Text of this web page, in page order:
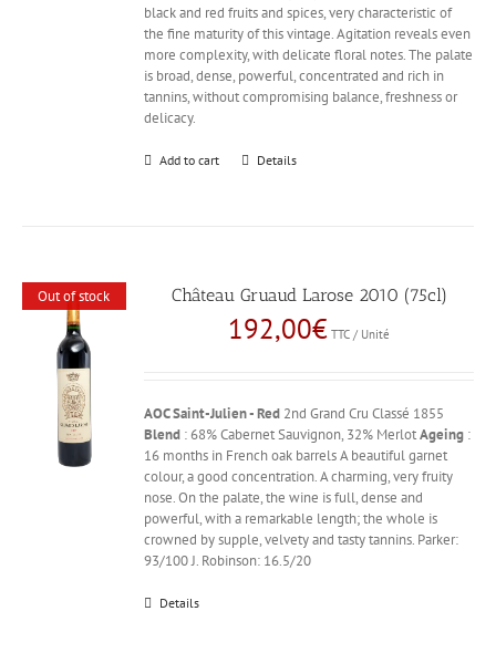
black and red fruits and spices, very characteristic of
the fine maturity of this vintage. Agitation reveals even
more complexity, with delicate floral notes. The palate
is broad, dense, powerful, concentrated and rich in
tannins, without compromising balance, freshness or
delicacy.
Add to cart Details
Out of stock Château Gruaud Larose 2010 (75cl)
192,00€ TTC / Unité
AOC Saint-Julien - Red 2nd Grand Cru Classé 1855
Blend : 68% Cabernet Sauvignon, 32% MerlotAgeing :
16 months in French oak barrels A beautiful garnet
colour, a good concentration. A charming, very fruity
nose. On the palate, the wine is full, dense and
powerful, with a remarkable length; the whole is
crowned by supple, velvety and tasty tannins. Parker:
93/100 J. Robinson: 16.5/20
Details